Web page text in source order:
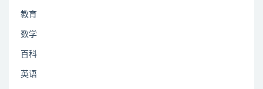
教育
数学
百科
英语